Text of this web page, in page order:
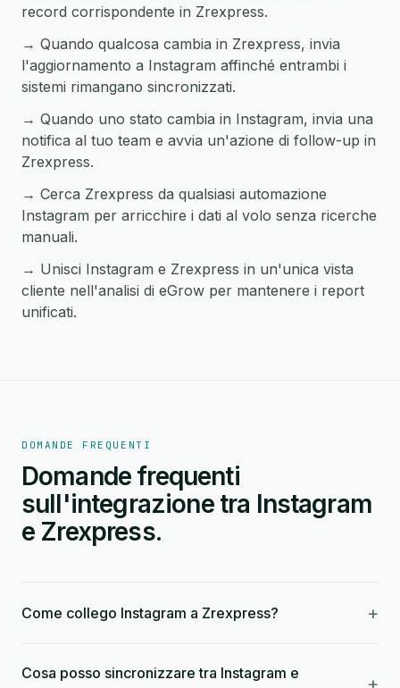
record corrispondente in Zrexpress.
→ Quando qualcosa cambia in Zrexpress, invia
l'aggiornamento a Instagram affinché entrambi i
sistemi rimangano sincronizzati.
→ Quando uno stato cambia in Instagram, invia una
notifica al tuo team e avvia un'azione di follow-up in
Zrexpress.
→ Cerca Zrexpress da qualsiasi automazione
Instagram per arricchire i dati al volo senza ricerche
manuali.
→ Unisci Instagram e Zrexpress in un'unica vista
cliente nell'analisi di eGrow per mantenere i report
unificati.
DOMANDE FREQUENTI
Domande frequenti
sull'integrazione tra Instagram
e Zrexpress.
Come collego Instagram a Zrexpress? +
Cosa posso sincronizzare tra Instagram e
+